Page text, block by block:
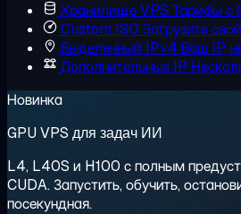
Хранилище VPS Тарифы с
Custom ISO Загрузите
Выделенный IPv4 Ваш IP,
Дополнительные IP
Новинка
GPU VPS для задач ИИ
L4, L40S и H100 с полным
CUDA. Запустить, обучить,
посекундная.